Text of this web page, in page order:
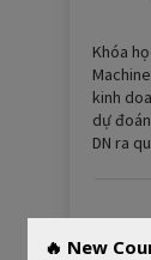
Khóa
kinh
dự
DN ra
🔥 New